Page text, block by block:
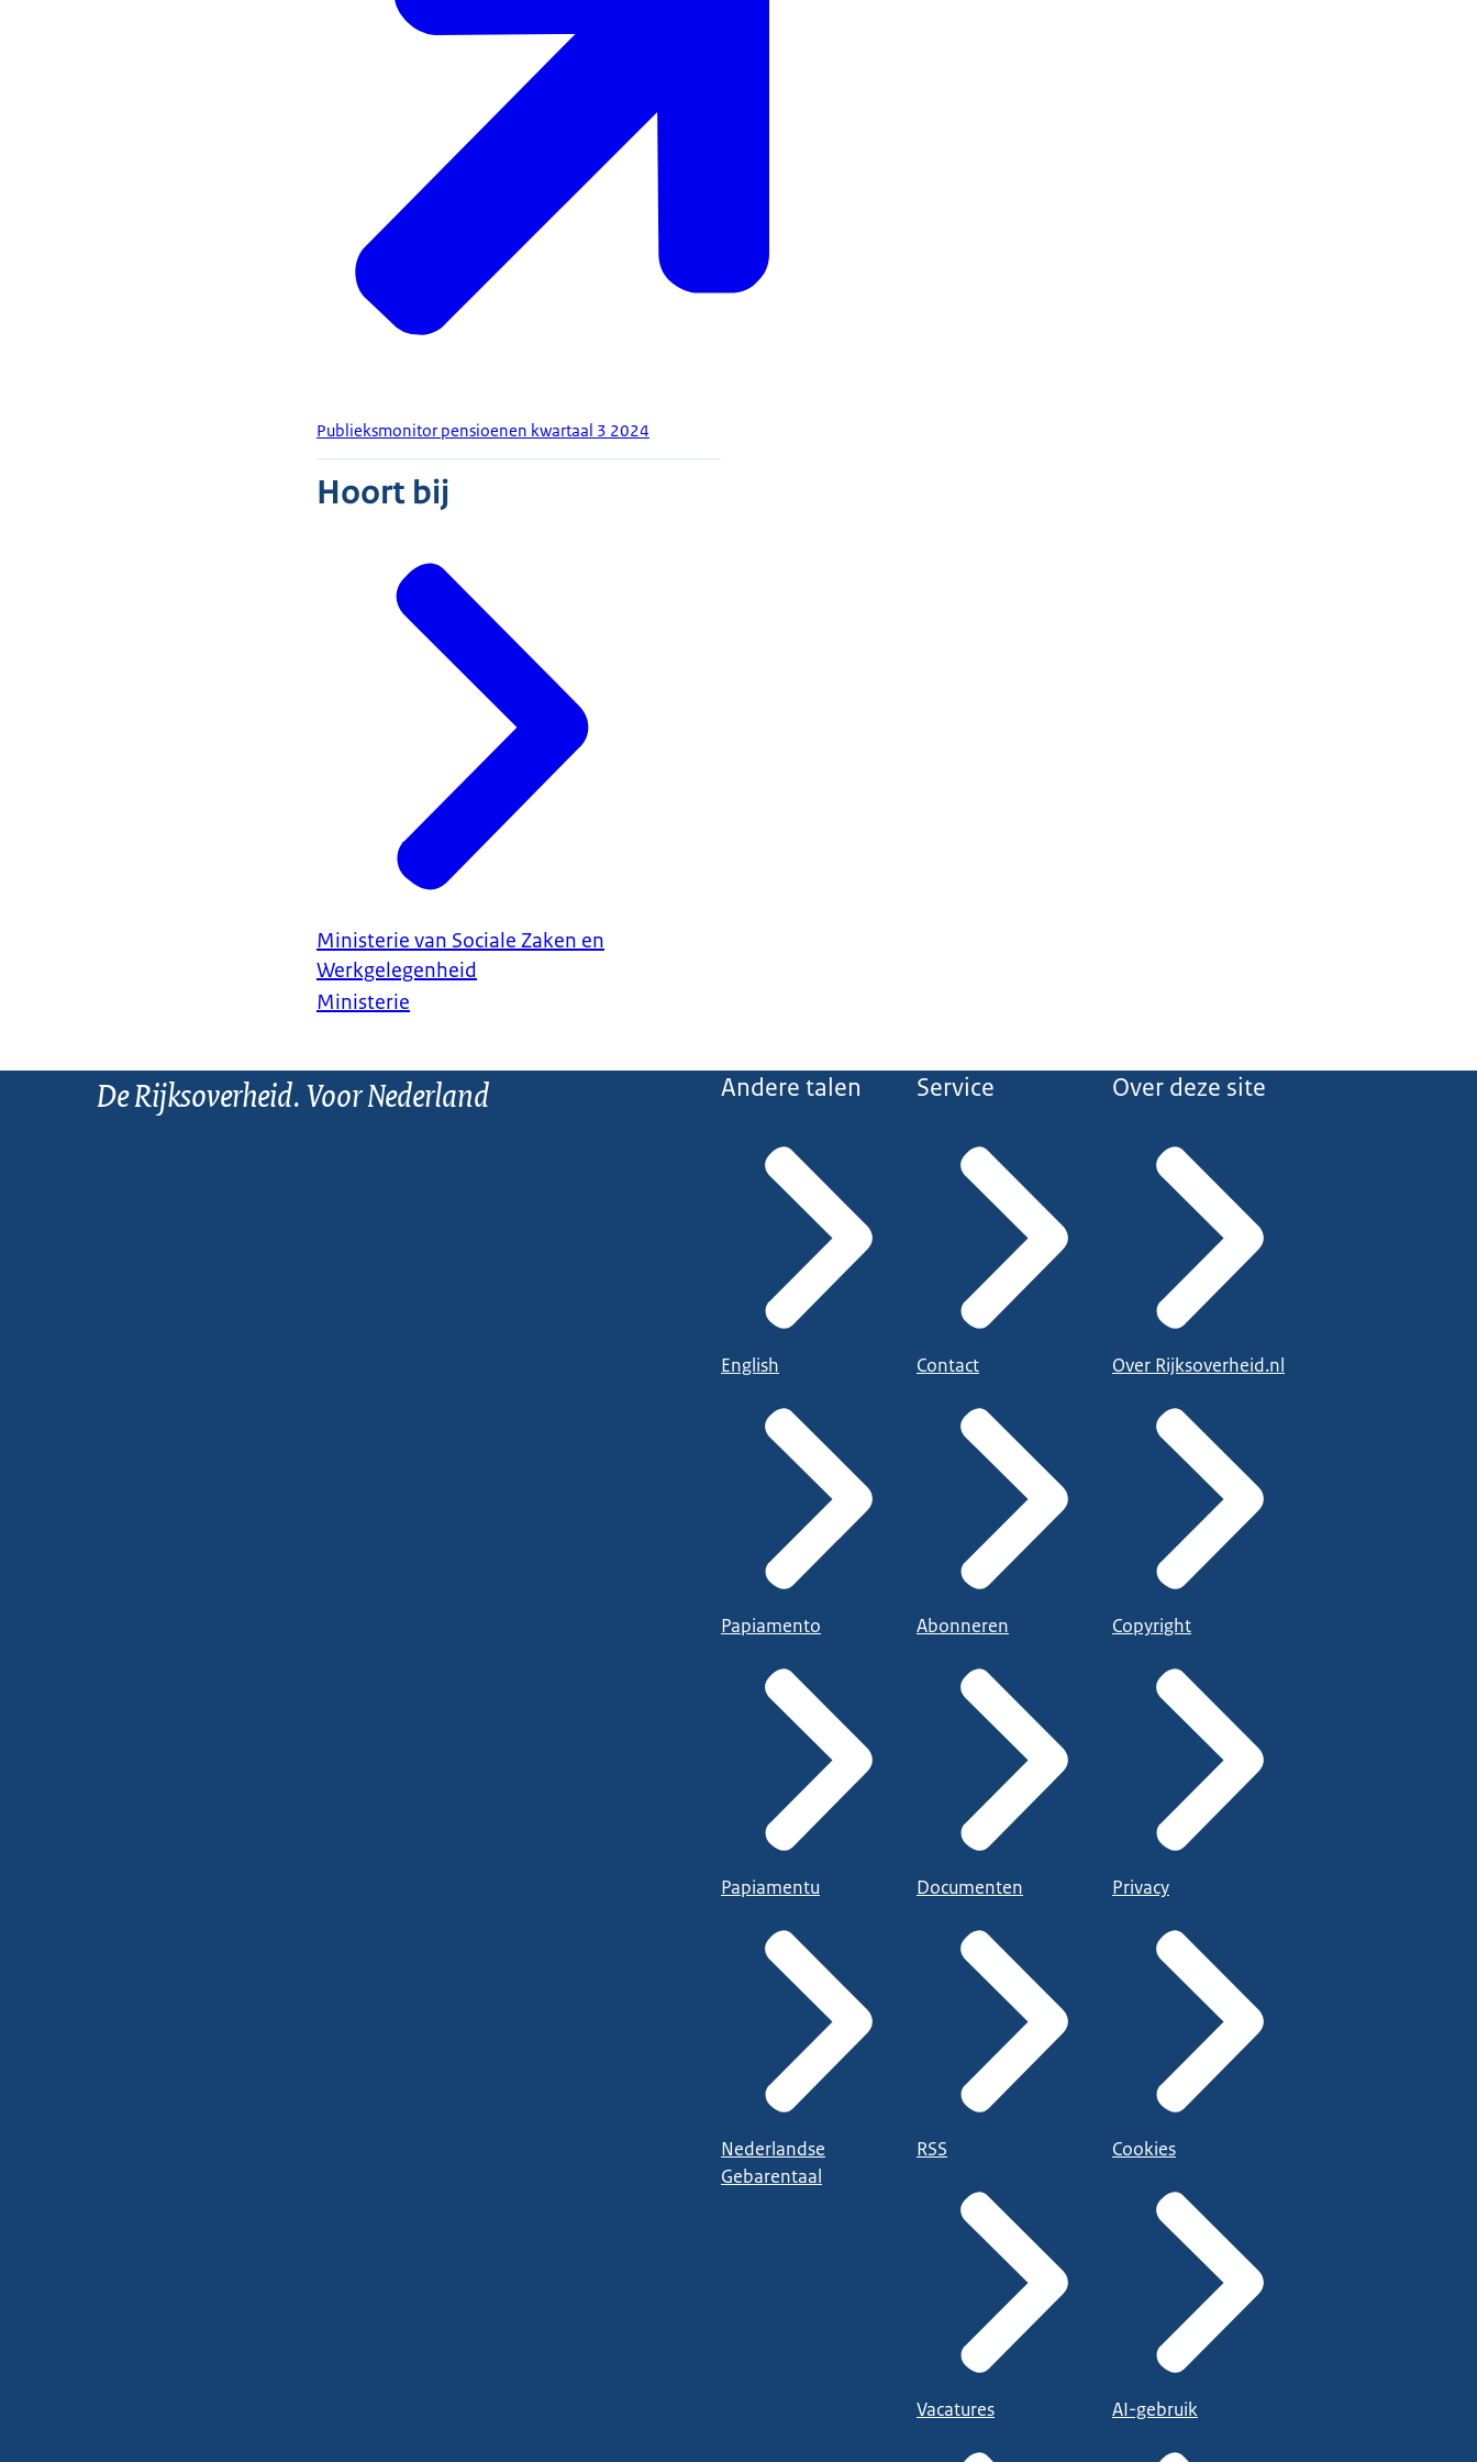
Publieksmonitor pensioenen kwartaal 3 2024
Hoort bij
Ministerie van Sociale Zaken en
Werkgelegenheid
Ministerie
De Rijksoverheid. Voor Nederland Andere talen
English
Papiamento
Papiamentu
Nederlandse
Gebarentaal
Service
Contact
Abonneren
Documenten
RSS
Vacatures
Over deze site
Over Rijksoverheid.nl
Copyright
Privacy
Cookies
AI-gebruik